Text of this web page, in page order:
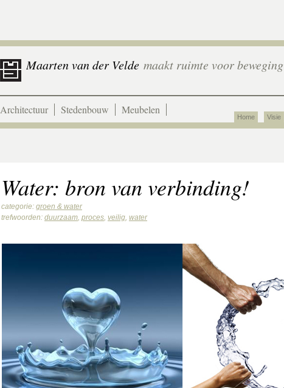
Maarten van der Velde maakt ruimte voor beweging
Architectuur Stedenbouw Meubelen
Home Visie
Water: bron van verbinding!
categorie: groen & water
trefwoorden: duurzaam, proces, veilig, water